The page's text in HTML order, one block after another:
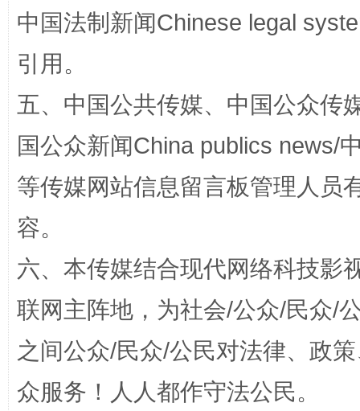
扯下公款旅游的“隐身衣” 如何以
“蜀中异人”王建安的艺术幻境
中国法制新闻Chinese legal
引用。
五、中国公共传媒、中国公众传
国公众新闻China publics news/
等传媒网站信息留言板管理人员
容。
六、本传媒结合现代网络科技影
联网主阵地，为社会/公众/民众/
之间公众/民众/公民对法律、政
众服务！人人都作守法公民。